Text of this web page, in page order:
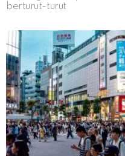
berturut-turut